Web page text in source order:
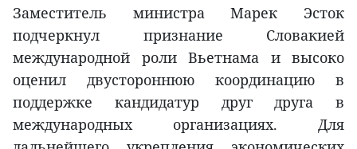
Заместитель министра Марек Эсток
подчеркнул признание Словакией
международной роли Вьетнама и высоко
оценил двустороннюю координацию в
поддержке кандидатур друг друга в
международных организациях. Для